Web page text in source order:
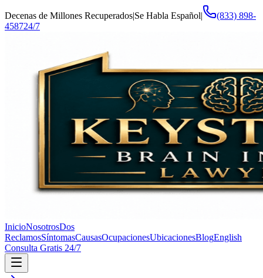
Decenas de Millones Recuperados|Se Habla Español|
(833) 898-
458724/7
InicioNosotrosDos
ReclamosSíntomasCausasOcupacionesUbicacionesBlogEnglish
Consulta Gratis 24/7